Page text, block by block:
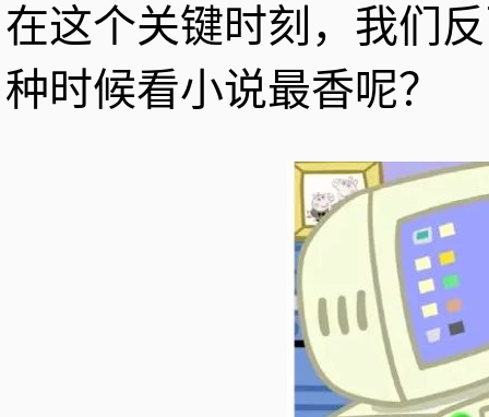
在这个关键时刻，我们
种时候看小说最香呢？